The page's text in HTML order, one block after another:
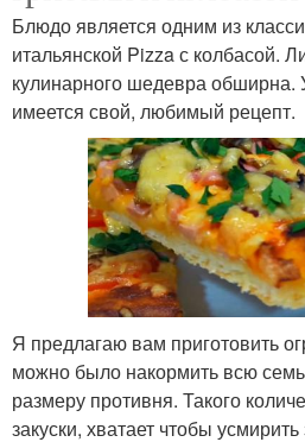
Блюдо является одним из
итальянской Pizza с колбасой.
кулинарного шедевра обширна.
имеется свой, любимый рецепт.
Я предлагаю вам приготовить
можно было накормить всю
размеру противня. Такого
закуски, хватает чтобы